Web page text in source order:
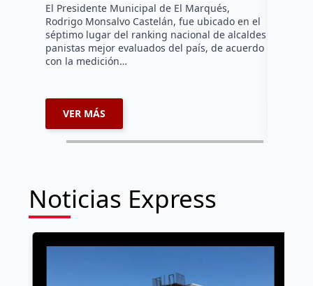
El Presidente Municipal de El Marqués,
Rodrigo Monsalvo Castelán, fue ubicado en el
séptimo lugar del ranking nacional de alcaldes
panistas mejor evaluados del país, de acuerdo
con la medición…
VER MÁS
Noticias Express